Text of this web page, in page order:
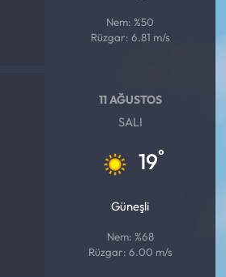
Nem: %50
Rüzgar: 6.81 m/s
11 AĞUSTOS
SALI
19°
Güneşli
Nem: %68
Rüzgar: 6.00 m/s